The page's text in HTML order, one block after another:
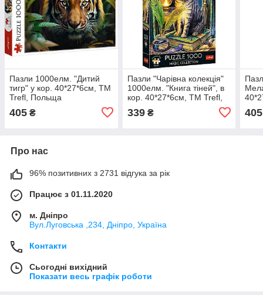
Пазли 1000елм. "Дитий
тигр" у кор. 40*27*6см, ТМ
Trefl, Польща
405 ₴
Пазли "Чарівна колекція"
1000елм. "Книга тіней", в
кор. 40*27*6см, ТМ Trefl,
339₴ 405
Про нас
96% позитивних з 2731 відгука за рік
Працює з 01.11.2020
м. Дніпро
Вул.Луговська ,234, Дніпро, Україна
Контакти
Сьогодні вихідний
Показати весь графік роботи